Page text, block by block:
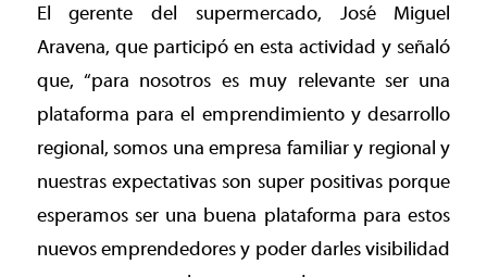
El gerente del supermercado, José Miguel
Aravena, que participó en esta actividad y señaló
que, “para nosotros es muy relevante ser una
plataforma para el emprendimiento y desarrollo
regional, somos una empresa familiar y regional y
nuestras expectativas son super positivas porque
esperamos ser una buena plataforma para estos
nuevos emprendedores y poder darles visibilidad